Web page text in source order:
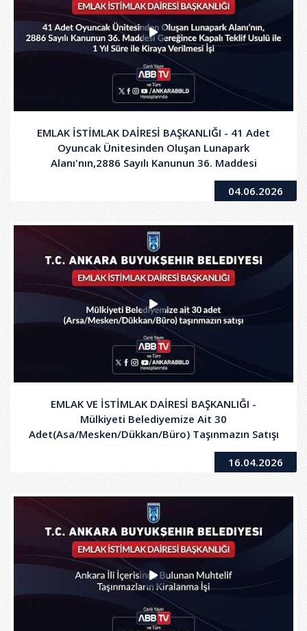
EMLAK İSTİMLAK DAİRESİ BAŞKANLIĞI - 41 Adet
Oyuncak Ünitesinden Oluşan Lunapark
Alanı'nın,2886 Sayılı Kanunun 36. Maddesi
Gereğince Kapalı Teklif Usulü ile1 Yıl Süre ile
04.06.2026
EMLAK VE İSTİMLAK DAİRESİ BAŞKANLIĞI -
Mülkiyeti Belediyemize Ait 30
Adet(Asa/Mesken/Dükkan/Büro) Taşınmazın Satışı
16.04.2026